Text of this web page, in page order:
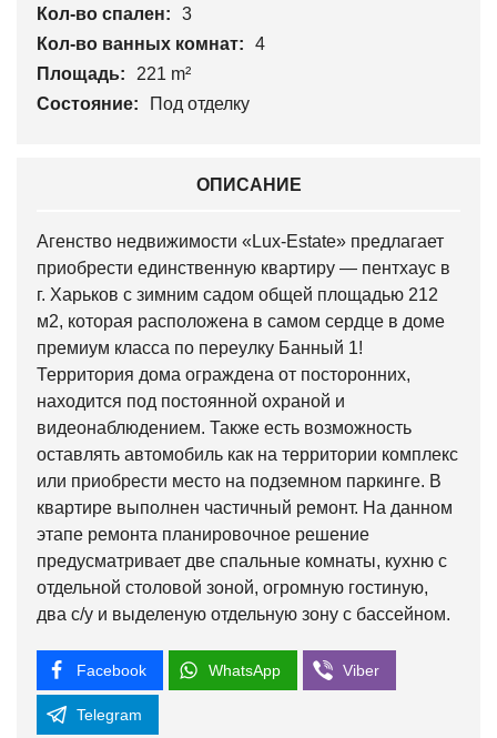
Кол-во спален:
3
Кол-во ванных комнат:
4
Площадь:
221 m²
Состояние:
Под отделку
ОПИСАНИЕ
Агенство недвижимости «Lux-Estate» предлагает
приобрести единственную квартиру — пентхаус в
г. Харьков с зимним садом общей площадью 212
м2, которая расположена в самом сердце в доме
премиум класса по переулку Банный 1!
Территория дома ограждена от посторонних,
находится под постоянной охраной и
видеонаблюдением. Также есть возможность
оставлять автомобиль как на территории комплекс
или приобрести место на подземном паркинге. В
квартире выполнен частичный ремонт. На данном
этапе ремонта планировочное решение
предусматривает две спальные комнаты, кухню с
отдельной столовой зоной, огромную гостиную,
два с/у и выделеную отдельную зону с бассейном.
Facebook WhatsApp Viber
Telegram